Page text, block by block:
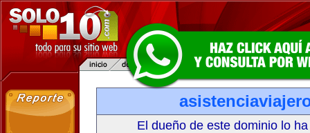
El dueño de este dominio lo